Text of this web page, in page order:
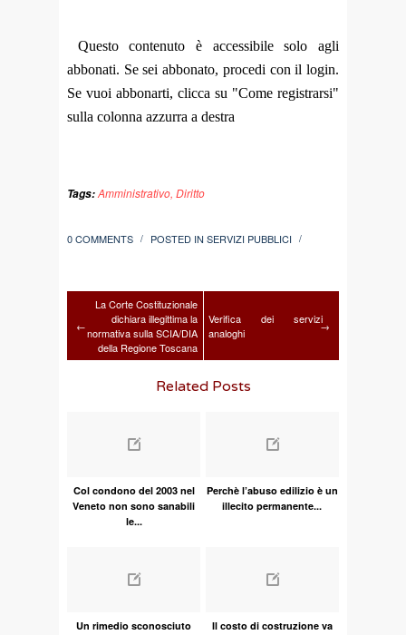
Questo contenuto è accessibile solo agli
abbonati. Se sei abbonato, procedi con il login.
Se vuoi abbonarti, clicca su "Come registrarsi"
sulla colonna azzurra a destra
Tags:Amministrativo, Diritto
0 COMMENTS / POSTED IN SERVIZI PUBBLICI /
←
La Corte Costituzionale
dichiara illegittima la
normativa sulla SCIA/DIA
della Regione Toscana
Verifica dei servizi
analoghi
→
Related Posts
Col condono del 2003 nel
Veneto non sono sanabili
le...
Perchè l’abuso edilizio è un
illecito permanente...
Un rimedio sconosciuto
Il costo di costruzione va